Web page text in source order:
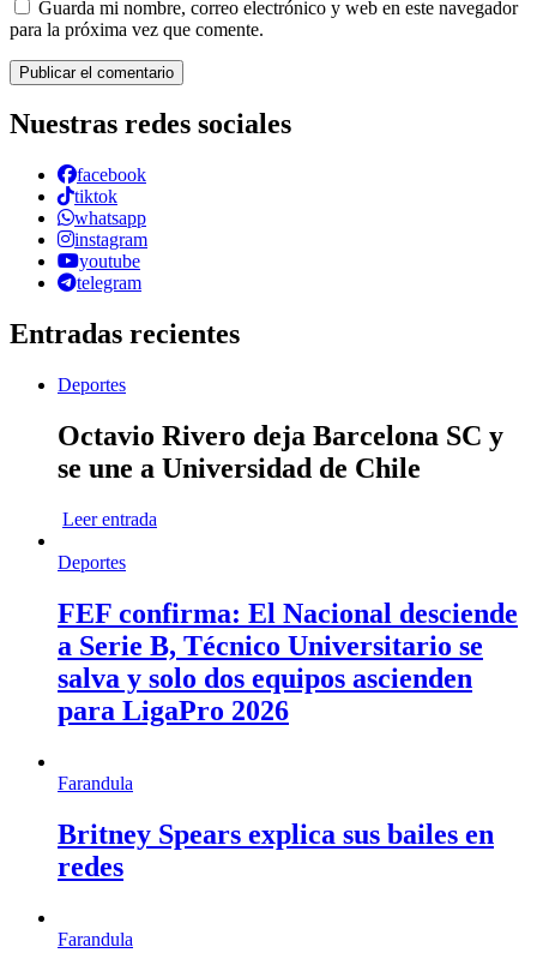
Guarda mi nombre, correo electrónico y web en este navegador
para la próxima vez que comente.
Nuestras redes sociales
facebook
tiktok
whatsapp
instagram
youtube
telegram
Entradas recientes
Deportes
Octavio Rivero deja Barcelona SC y
se une a Universidad de Chile
Leer entrada
Deportes
FEF confirma: El Nacional desciende
a Serie B, Técnico Universitario se
salva y solo dos equipos ascienden
para LigaPro 2026
Farandula
Britney Spears explica sus bailes en
redes
Farandula